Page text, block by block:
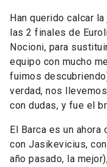
Han querido calcar
las 2 finales de
Nocioni, para
equipo con mucho
fuimos
verdad, nos
con dudas, y fue el
El Barca es un ahora
con Jasikevicius,
año pasado, la